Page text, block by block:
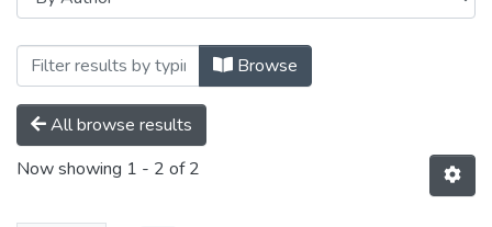
Browsing ELTE Társadalomtudományi
Browse
All browse results
Now showing 1 - 2 of 2